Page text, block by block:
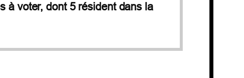
à voter, dont 5 résident dans la